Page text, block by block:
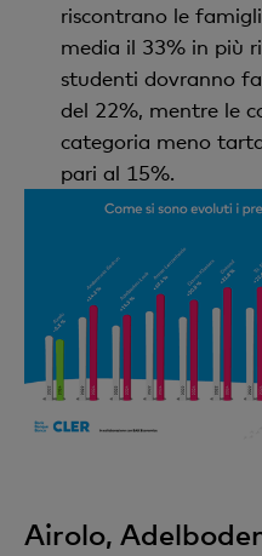
riscontrano le
media il 33% in più
studenti dovranno
del 22%, mentre le
categoria meno
pari al 15%.
Airolo,